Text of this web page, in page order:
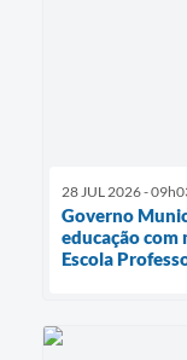
28 JUL 2026 -
Governo
educação
Escola